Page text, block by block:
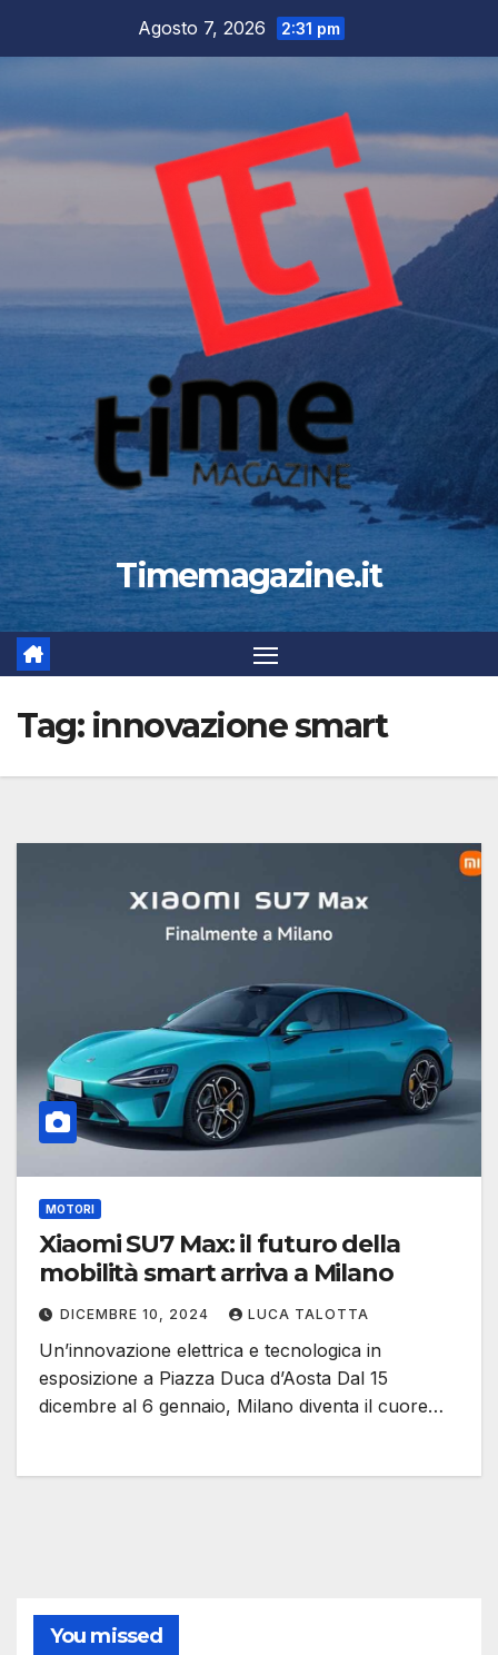
Agosto 7, 2026 2:31 pm
Timemagazine.it
Tag: innovazione smart
MOTORI
Xiaomi SU7 Max: il futuro della
mobilità smart arriva a Milano
DICEMBRE 10, 2024 LUCA TALOTTA
Un’innovazione elettrica e tecnologica in
esposizione a Piazza Duca d’Aosta Dal 15
dicembre al 6 gennaio, Milano diventa il cuore…
You missed